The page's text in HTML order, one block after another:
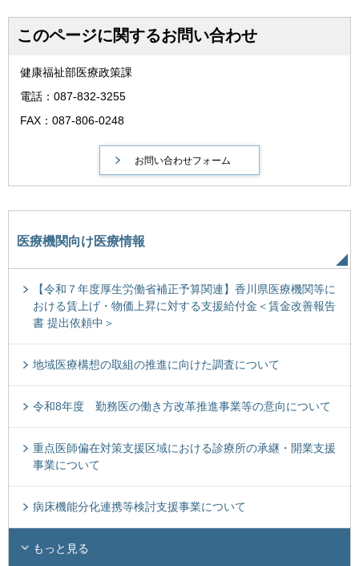
このページに関するお問い合わせ
健康福祉部医療政策課
電話：087-832-3255
FAX：087-806-0248
医療機関向け医療情報
【令和７年度厚生労働省補正予算関連】香川県医療機関等に
おける賃上げ・物価上昇に対する支援給付金＜賃金改善報告
書 提出依頼中＞
地域医療構想の取組の推進に向けた調査について
令和8年度 勤務医の働き方改革推進事業等の意向について
重点医師偏在対策支援区域における診療所の承継・開業支援
事業について
病床機能分化連携等検討支援事業について
もっと見る